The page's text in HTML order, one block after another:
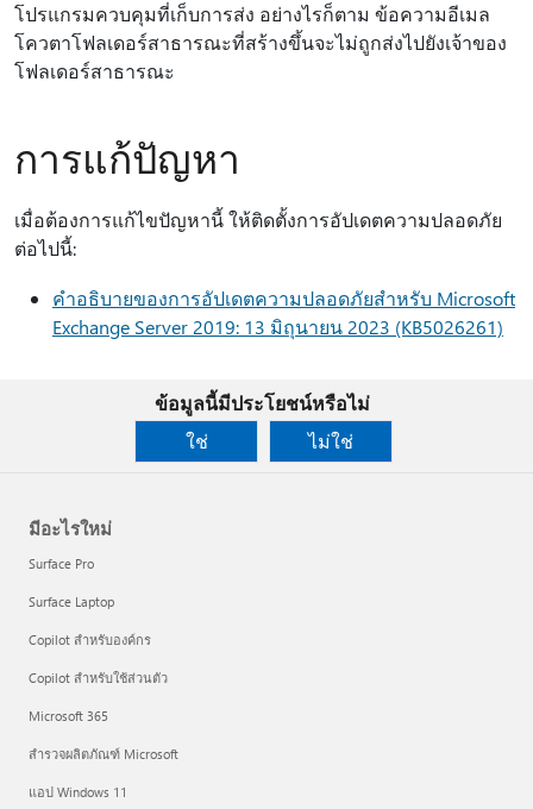
โปรแกรมควบคุมที่เก็บการส่ง อย่างไรก็ตาม ข้อความอีเมล
โควตาโฟลเดอร์สาธารณะที่สร้างขึ้นจะไม่ถูกส่งไปยังเจ้าของ
โฟลเดอร์สาธารณะ
การแก้ปัญหา
เมื่อต้องการแก้ไขปัญหานี้ ให้ติดตั้งการอัปเดตความปลอดภัย
ต่อไปนี้:
คําอธิบายของการอัปเดตความปลอดภัยสําหรับ Microsoft
Exchange Server 2019: 13 มิถุนายน 2023 (KB5026261)
ข้อมูลนี้มีประโยชน์หรือไม่
ใช่
ไม่ใช่
มีอะไรใหม่
Surface Pro
Surface Laptop
Copilot สำหรับองค์กร
Copilot สำหรับใช้ส่วนตัว
Microsoft 365
สำรวจผลิตภัณฑ์ Microsoft
แอป Windows 11